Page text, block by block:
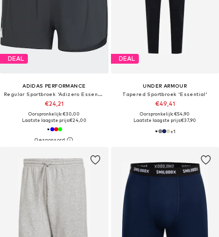
DEAL
ADIDAS PERFORMANCE
Regular Sportbroek 'Adizero Essentials '
€24,21
Oorspronkelijk: €30,00
Laatste laagste prijs:€24,00
DEAL
UNDER ARMOUR
Tapered Sportbroek 'Essential'
€49,41
Oorspronkelijk: €54,90
Laatste laagste prijs:€37,90
+1